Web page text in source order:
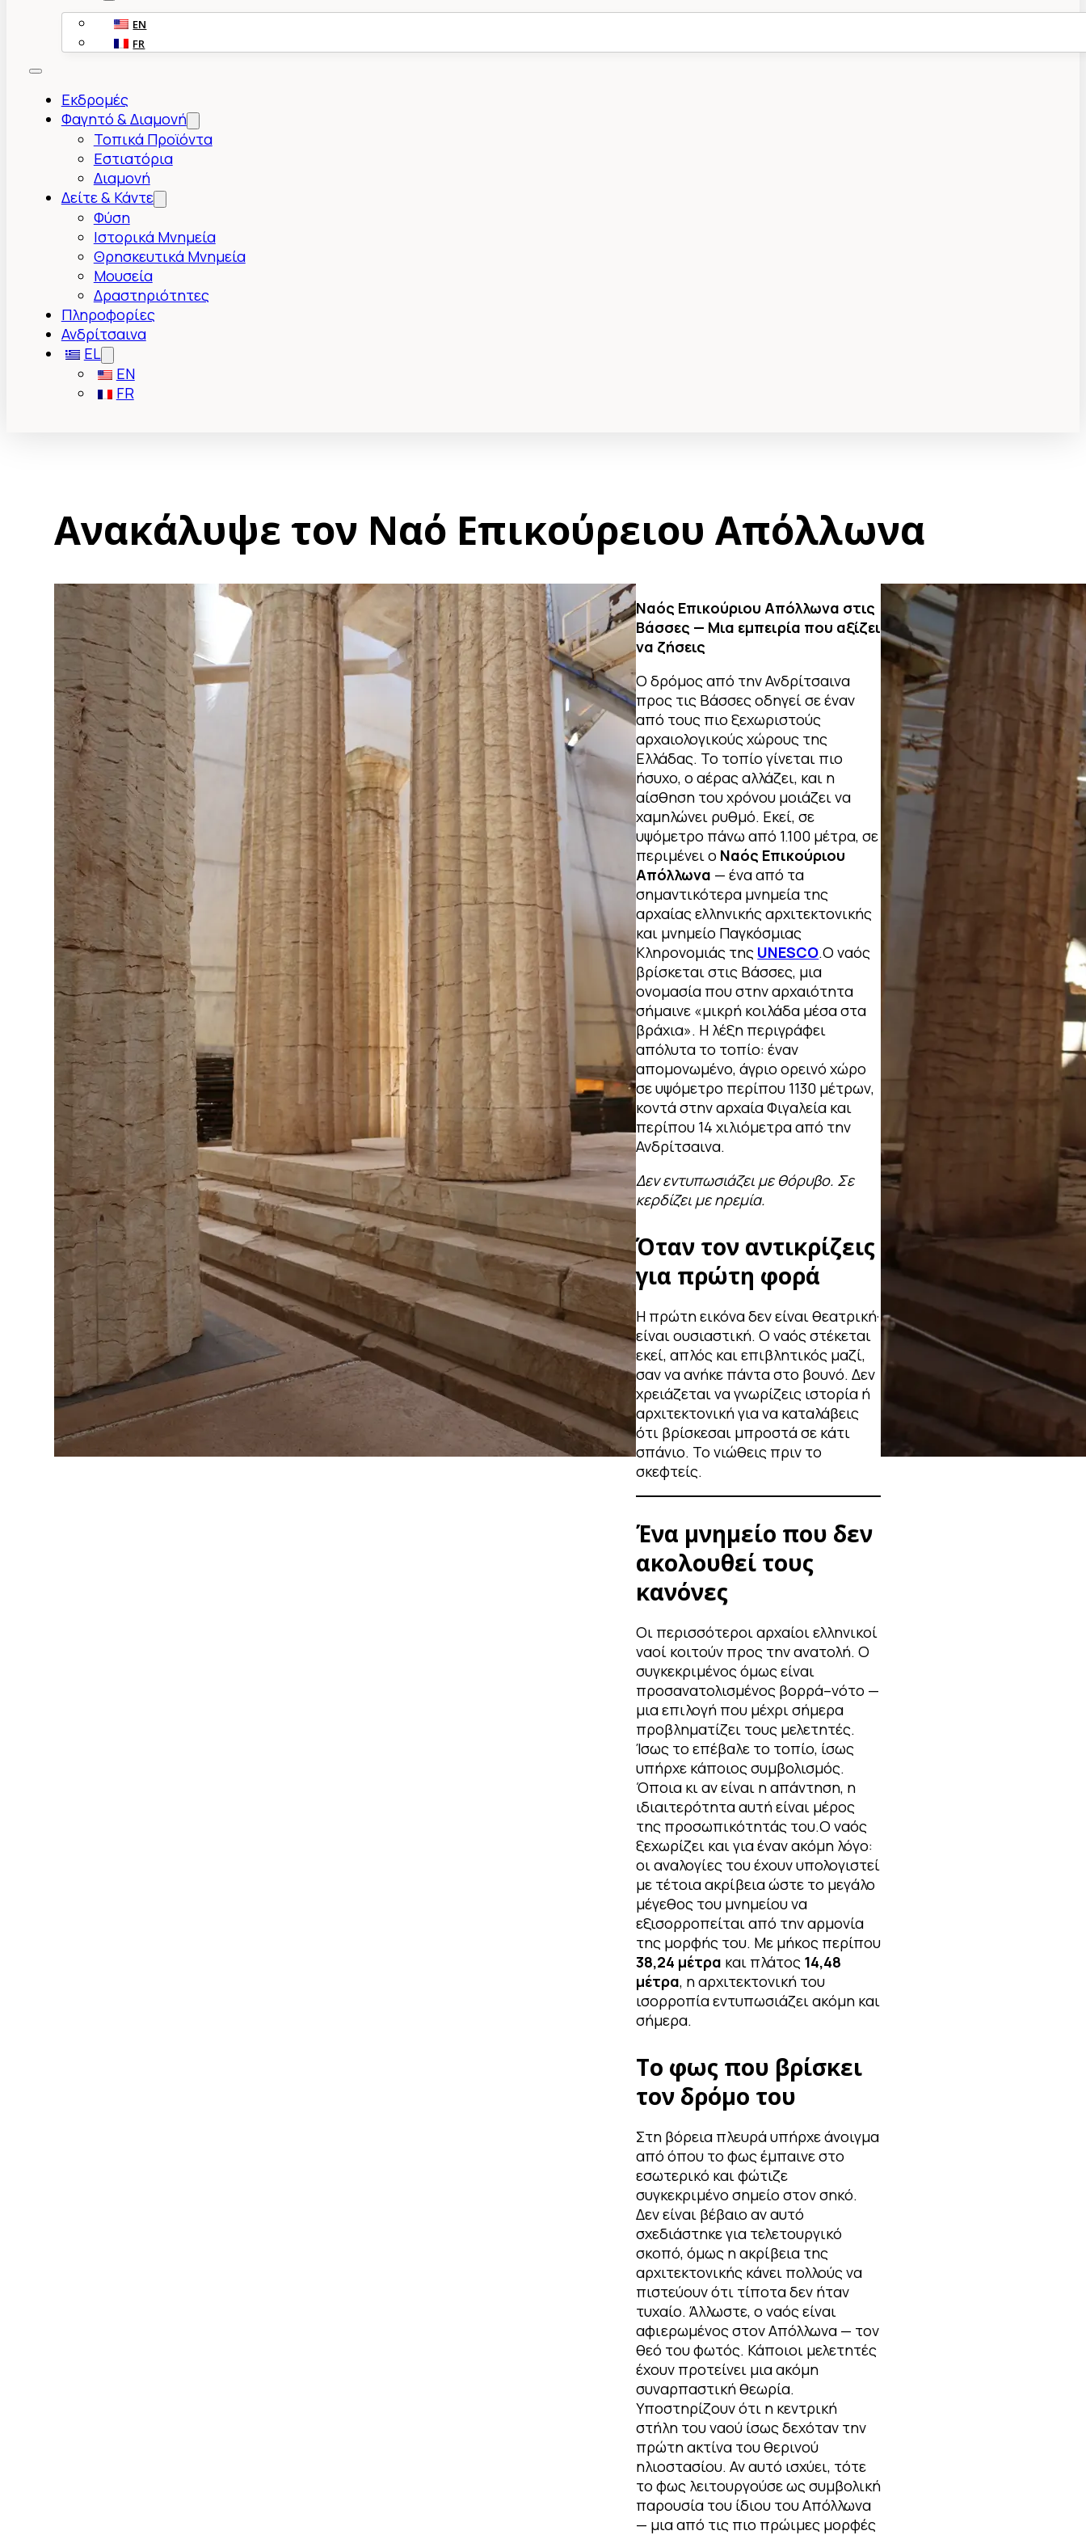
EN
FR
Εκδρομές
Φαγητό & Διαμονή
Τοπικά Προϊόντα
Εστιατόρια
Διαμονή
Δείτε & Κάντε
Φύση
Ιστορικά Μνημεία
Θρησκευτικά Μνημεία
Μουσεία
Δραστηριότητες
Πληροφορίες
Ανδρίτσαινα
EL
EN
FR
Ανακάλυψε τον Ναό Επικούρειου Απόλλωνα
Ναός Επικούριου Απόλλωνα στις
Βάσσες — Μια εμπειρία που αξίζει
να ζήσεις
Ο δρόμος από την Ανδρίτσαινα
προς τις Βάσσες οδηγεί σε έναν
από τους πιο ξεχωριστούς
αρχαιολογικούς χώρους της
Ελλάδας. Το τοπίο γίνεται πιο
ήσυχο, ο αέρας αλλάζει, και η
αίσθηση του χρόνου μοιάζει να
χαμηλώνει ρυθμό. Εκεί, σε
υψόμετρο πάνω από 1.100 μέτρα, σε
περιμένει ο Ναός Επικούριου
Απόλλωνα — ένα από τα
σημαντικότερα μνημεία της
αρχαίας ελληνικής αρχιτεκτονικής
και μνημείο Παγκόσμιας
Κληρονομιάς της UNESCO.Ο ναός
βρίσκεται στις Βάσσες, μια
ονομασία που στην αρχαιότητα
σήμαινε «μικρή κοιλάδα μέσα στα
βράχια». Η λέξη περιγράφει
απόλυτα το τοπίο: έναν
απομονωμένο, άγριο ορεινό χώρο
σε υψόμετρο περίπου 1130 μέτρων,
κοντά στην αρχαία Φιγαλεία και
περίπου 14 χιλιόμετρα από την
Ανδρίτσαινα.
Δεν εντυπωσιάζει με θόρυβο. Σε
κερδίζει με ηρεμία.
Όταν τον αντικρίζεις
για πρώτη φορά
Η πρώτη εικόνα δεν είναι θεατρική·
είναι ουσιαστική. Ο ναός στέκεται
εκεί, απλός και επιβλητικός μαζί,
σαν να ανήκε πάντα στο βουνό. Δεν
χρειάζεται να γνωρίζεις ιστορία ή
αρχιτεκτονική για να καταλάβεις
ότι βρίσκεσαι μπροστά σε κάτι
σπάνιο. Το νιώθεις πριν το
σκεφτείς.
Ένα μνημείο που δεν
ακολουθεί τους
κανόνες
Οι περισσότεροι αρχαίοι ελληνικοί
ναοί κοιτούν προς την ανατολή. Ο
συγκεκριμένος όμως είναι
προσανατολισμένος βορρά–νότο —
μια επιλογή που μέχρι σήμερα
προβληματίζει τους μελετητές.
Ίσως το επέβαλε το τοπίο, ίσως
υπήρχε κάποιος συμβολισμός.
Όποια κι αν είναι η απάντηση, η
ιδιαιτερότητα αυτή είναι μέρος
της προσωπικότητάς του.Ο ναός
ξεχωρίζει και για έναν ακόμη λόγο:
οι αναλογίες του έχουν υπολογιστεί
με τέτοια ακρίβεια ώστε το μεγάλο
μέγεθος του μνημείου να
εξισορροπείται από την αρμονία
της μορφής του. Με μήκος περίπου
38,24 μέτρα και πλάτος 14,48
μέτρα, η αρχιτεκτονική του
ισορροπία εντυπωσιάζει ακόμη και
σήμερα.
Το φως που βρίσκει
τον δρόμο του
Στη βόρεια πλευρά υπήρχε άνοιγμα
από όπου το φως έμπαινε στο
εσωτερικό και φώτιζε
συγκεκριμένο σημείο στον σηκό.
Δεν είναι βέβαιο αν αυτό
σχεδιάστηκε για τελετουργικό
σκοπό, όμως η ακρίβεια της
αρχιτεκτονικής κάνει πολλούς να
πιστεύουν ότι τίποτα δεν ήταν
τυχαίο. Άλλωστε, ο ναός είναι
αφιερωμένος στον Απόλλωνα — τον
θεό του φωτός. Κάποιοι μελετητές
έχουν προτείνει μια ακόμη
συναρπαστική θεωρία.
Υποστηρίζουν ότι η κεντρική
στήλη του ναού ίσως δεχόταν την
πρώτη ακτίνα του θερινού
ηλιοστασίου. Αν αυτό ισχύει, τότε
το φως λειτουργούσε ως συμβολική
παρουσία του ίδιου του Απόλλωνα
— μια από τις πιο πρώιμες μορφές